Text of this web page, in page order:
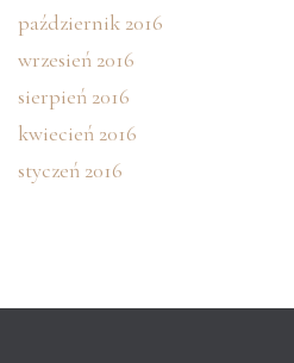
październik 2016
wrzesień 2016
sierpień 2016
kwiecień 2016
styczeń 2016